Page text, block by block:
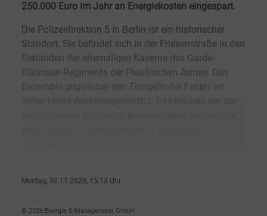
250.000 Euro im Jahr an Energiekosten eingespart.
Die Polizeidirektion 5 in Berlin ist ein historischer
Standort. Sie befindet sich in der Friesenstraße in den
Gebäuden der ehemaligen Kaserne des Garde-
Kürassier-Regiments der Preußischen Armee. Das
Ensemble gegenüber des Tempelhofer Feldes ist
Montag, 30.11.2020, 15:13 Uhr
© 2026 Energie & Management GmbH